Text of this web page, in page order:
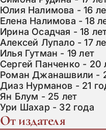
Юлия Налимова - 16
Елена Налимова - 18
Ирина Осадчая - 18
Алексей Лупало - 17
Илья Гутман - 19 лет
Сергей Панченко - 20
Роман Джанашвили -
Диаз Нурманов - 21
Ян Блум - 25 лет
Ури Шахар - 32 года
От издателя